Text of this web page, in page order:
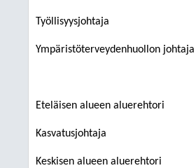
Työllisyysjohtaja
Ympäristöterveydenhuollon johtaja
Eteläisen alueen aluerehtori
Kasvatusjohtaja
Keskisen alueen aluerehtori